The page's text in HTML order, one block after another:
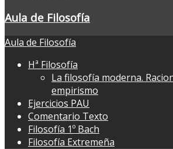
Aula de Filosofía
Aula de Filosofía
Hª Filosofía
La filosofía moderna.
empirismo
Ejercicios PAU
Comentario Texto
Filosofía 1º Bach
Filosofía Extremeña